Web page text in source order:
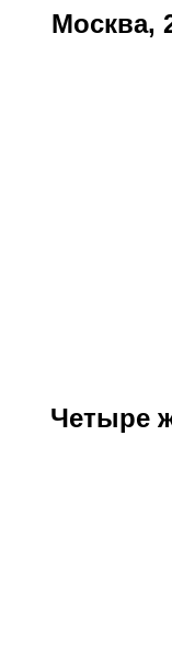
Москва,
Четыре